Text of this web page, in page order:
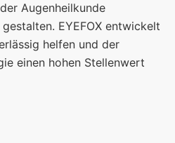
Augenheilkunde
EYEFOX entwickelt
helfen und der
einen hohen Stellenwert